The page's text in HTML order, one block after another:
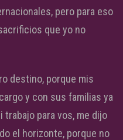
pero para eso
que yo no
destino, porque mis
y con sus familias ya
trabajo para vos, me dijo
el horizonte, porque no